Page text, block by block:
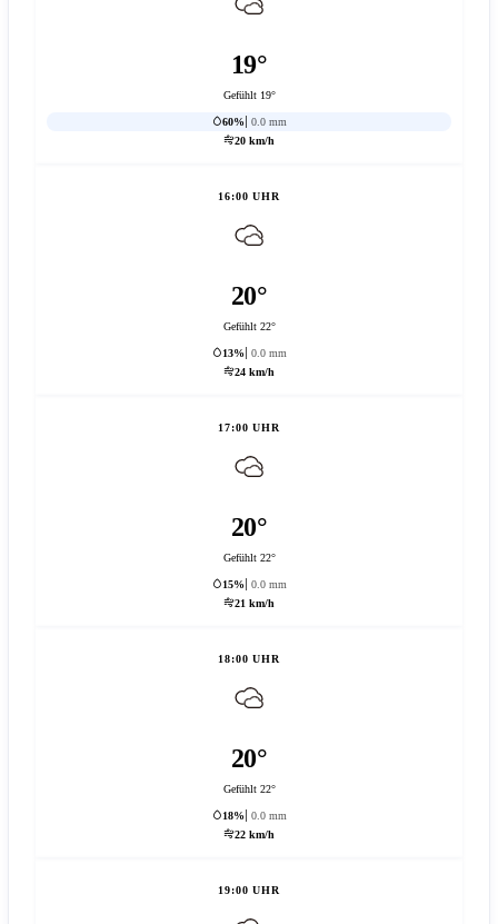
19°
Gefühlt 19°
60%
0.0 mm
20 km/h
16:00 UHR
20°
Gefühlt 22°
13%
0.0 mm
24 km/h
17:00 UHR
20°
Gefühlt 22°
15%
0.0 mm
21 km/h
18:00 UHR
20°
Gefühlt 22°
18%
0.0 mm
22 km/h
19:00 UHR